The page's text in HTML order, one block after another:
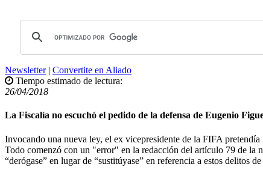
Newsletter| Convertite en Aliado
Tiempo estimado de lectura:
26/04/2018
La Fiscalía no escuchó el pedido de la defensa de Eugenio
Invocando una nueva ley, el ex vicepresidente de la FIFA
Todo comenzó con un "error" en la redacción del artículo 79 de la
“derógase” en lugar de “sustitúyase” en referencia a estos delitos